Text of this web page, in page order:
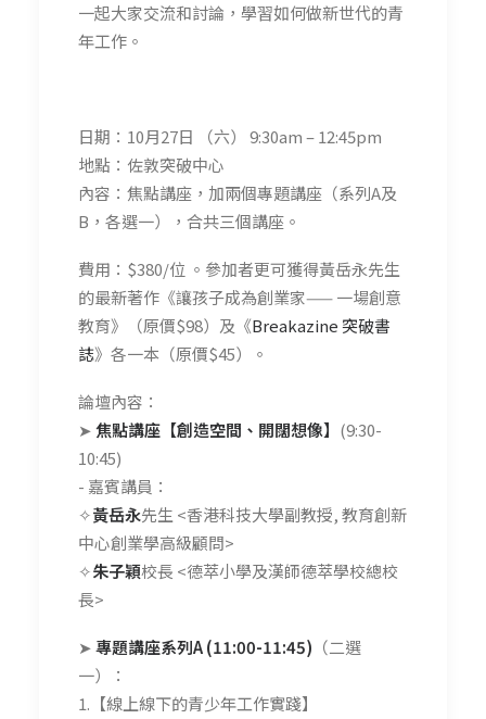
一起大家交流和討論，學習如何做新世代的青
年工作。
日期：10月27日 （六） 9:30am – 12:45pm
地點：佐敦突破中心
內容：焦點講座，加兩個專題講座（系列A及
B，各選一），合共三個講座。
費用：$380/位 。參加者更可獲得黃岳永先生
的最新著作《讓孩子成為創業家—— 一場創意
教育》（原價$98）及《Breakazine 突破書
誌》各一本（原價$45）。
論壇內容：
➤焦點講座【創造空間、開闊想像】 (9:30-
10:45)
- 嘉賓講員：
✧黃岳永先生 <香港科技大學副教授, 教育創新
中心創業學高級顧問>
✧朱子穎校長 <德萃小學及漢師德萃學校總校
長>
➤專題講座系列A (11:00-11:45) （二選
一）：
1.【線上線下的青少年工作實踐】